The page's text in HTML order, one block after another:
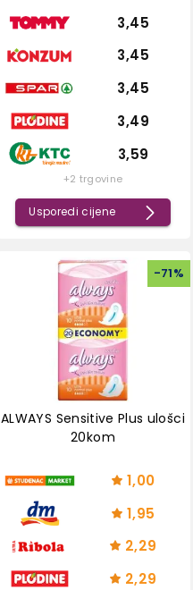
3,45
3,45
3,45
3,49
3,59
+2 trgovine
Usporedi cijene
-71%
ALWAYS Sensitive Plus ulošci
20kom
1,00
1,95
2,29
2,29